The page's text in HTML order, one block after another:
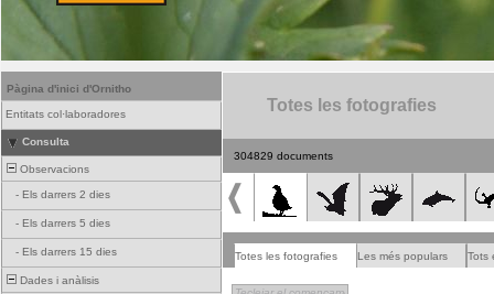
Pàgina d'inici d'Ornitho
Entitats col·laboradores
Consulta
Observacions
- Els darrers 2 dies
- Els darrers 5 dies
- Els darrers 15 dies
Dades i anàlisis
Totes les fotografies
304829 documents
Totes les fotografies Les més populars Tots